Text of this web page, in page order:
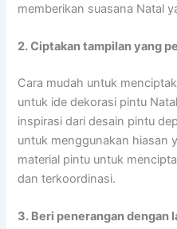
memberikan suasana Natal
2. Ciptakan tampilan yang
Cara mudah untuk
untuk ide dekorasi pintu
inspirasi dari desain pintu
untuk menggunakan hiasan
material pintu untuk
dan terkoordinasi.
3. Beri penerangan dengan